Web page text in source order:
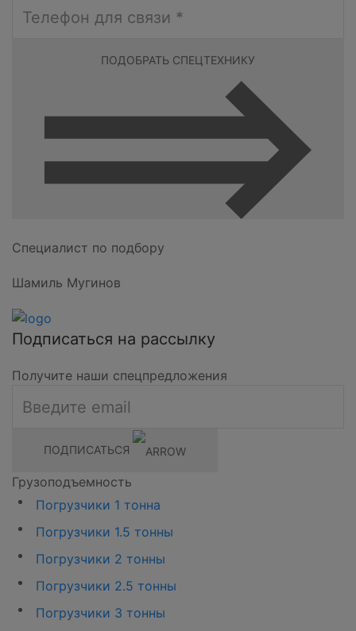
ПОДОБРАТЬ СПЕЦТЕХНИКУ
Специалист по подбору
Шамиль Мугинов
Подписаться на рассылку
Получите наши спецпредложения
ПОДПИСАТЬСЯ
Грузоподъемность
Погрузчики 1 тонна
Погрузчики 1.5 тонны
Погрузчики 2 тонны
Погрузчики 2.5 тонны
Погрузчики 3 тонны